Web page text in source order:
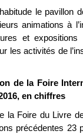
le pavillon
animations à
et expositions
les activités de
de la Foire
en chiffres
la Foire du Livre
précédentes 23